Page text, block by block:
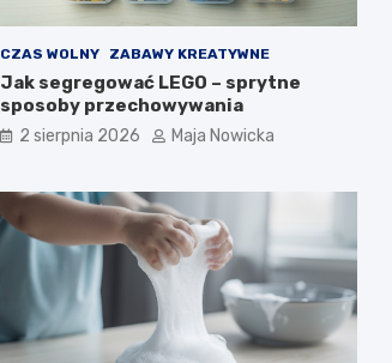
CZAS WOLNY ZABAWY KREATYWNE
Jak segregować LEGO – sprytne
sposoby przechowywania
2 sierpnia 2026 Maja Nowicka